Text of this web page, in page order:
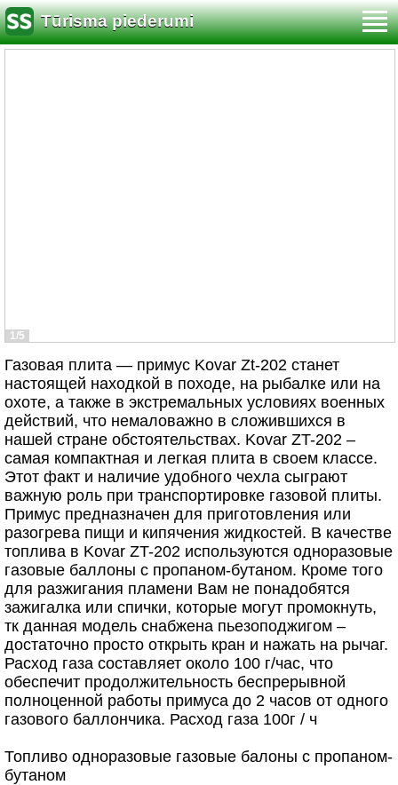
Tūrisma piederumi
1/5
Газовая плита ― примус Kovar Zt-202 станет
настоящей находкой в походе, на рыбалке или на
охоте, а также в экстремальных условиях военных
действий, что немаловажно в сложившихся в
нашей стране обстоятельствах. Kovar ZT-202 –
самая компактная и легкая плита в своем классе.
Этот факт и наличие удобного чехла сыграют
важную роль при транспортировке газовой плиты.
Примус предназначен для приготовления или
разогрева пищи и кипячения жидкостей. В качестве
топлива в Kovar ZT-202 используются одноразовые
газовые баллоны с пропаном-бутаном. Кроме того
для разжигания пламени Вам не понадобятся
зажигалка или спички, которые могут промокнуть,
тк данная модель снабжена пьезоподжигом –
достаточно просто открыть кран и нажать на рычаг.
Расход газа составляет около 100 г/час, что
обеспечит продолжительность беспрерывной
полноценной работы примуса до 2 часов от одного
газового баллончика. Расход газа 100г / ч
Топливо одноразовые газовые балоны с пропаном-
бутаном